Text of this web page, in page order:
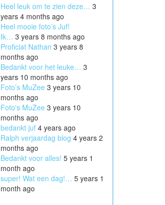
Heel leuk om te zien deze… 3
years 4 months ago
Heel mooie foto’s Juf!
Ik… 3 years 8 months ago
Proficiat Nathan 3 years 8
months ago
Bedankt voor het leuke… 3
years 10 months ago
Foto’s MuZee 3 years 10
months ago
Foto's MuZee 3 years 10
months ago
bedankt juf 4 years ago
Ralph verjaardag blog 4 years 2
months ago
Bedankt voor alles! 5 years 1
month ago
super! Wat een dag!… 5 years 1
month ago